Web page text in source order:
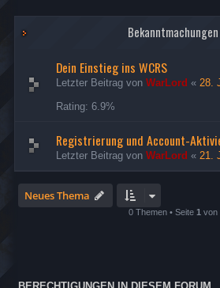
Bekanntmachungen
Dein Einstieg ins WCRS
Letzter Beitrag von WarLord « 28.
Rating: 6.9%
Registrierung und Account-
Letzter Beitrag von WarLord « 21.
Neues Thema
0 Themen • Seite 1 von